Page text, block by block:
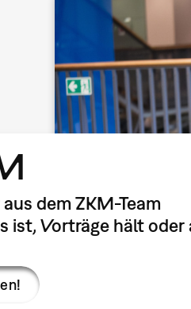
dem ZKM-Team
Vorträge hält oder